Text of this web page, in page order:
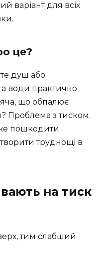
варіант для всіх
це?
душ або
а води практично
що обпалює
Проблема з тиском.
пошкодити
труднощі в
на тиск
тим слабший